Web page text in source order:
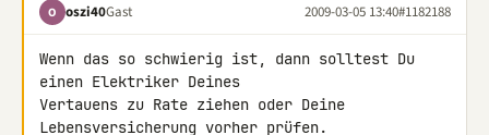
O oszi40Gast 2009-03-05 13:40#1182188
Wenn das so schwierig ist, dann solltest Du
einen Elektriker Deines
Vertauens zu Rate ziehen oder Deine
Lebensversicherung vorher prüfen.